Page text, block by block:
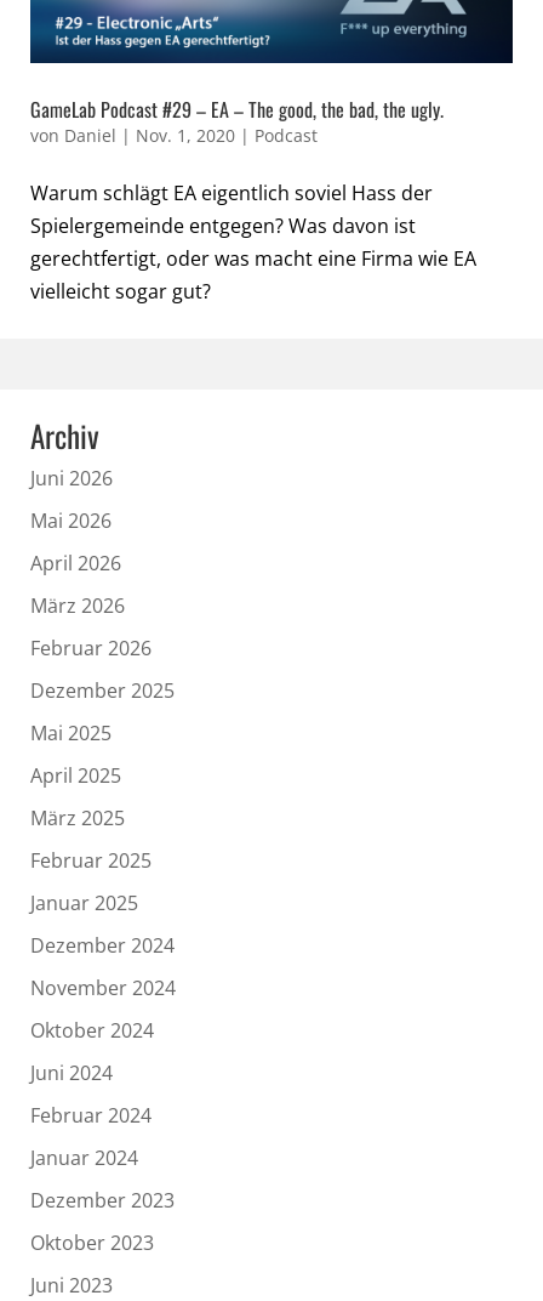
GameLab Podcast #29 – EA – The good, the bad, the ugly.
von Daniel | Nov. 1, 2020 | Podcast
Warum schlägt EA eigentlich soviel Hass der
Spielergemeinde entgegen? Was davon ist
gerechtfertigt, oder was macht eine Firma wie EA
vielleicht sogar gut?
Archiv
Juni 2026
Mai 2026
April 2026
März 2026
Februar 2026
Dezember 2025
Mai 2025
April 2025
März 2025
Februar 2025
Januar 2025
Dezember 2024
November 2024
Oktober 2024
Juni 2024
Februar 2024
Januar 2024
Dezember 2023
Oktober 2023
Juni 2023